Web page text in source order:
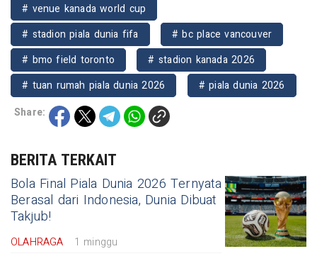
# venue kanada world cup
# stadion piala dunia fifa
# bc place vancouver
# bmo field toronto
# stadion kanada 2026
# tuan rumah piala dunia 2026
# piala dunia 2026
Share:
BERITA TERKAIT
Bola Final Piala Dunia 2026 Ternyata
Berasal dari Indonesia, Dunia Dibuat
Takjub!
OLAHRAGA 1 minggu